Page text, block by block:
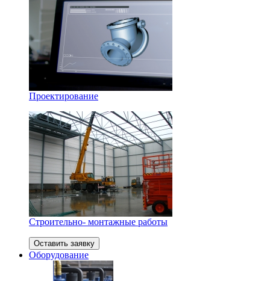
Проектирование
Строительно- монтажные работы
Оставить заявку
Оборудование